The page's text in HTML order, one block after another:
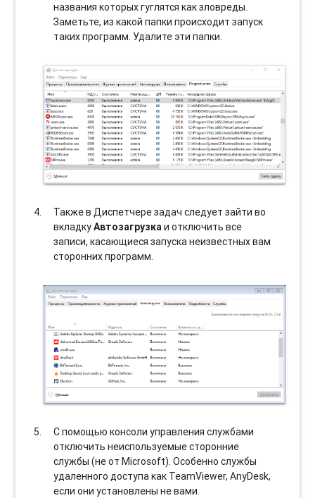
названия которых гуглятся как зловреды.
Заметьте, из какой папки происходит запуск
таких программ. Удалите эти папки.
Также в Диспетчере задач следует зайти во
вкладкуАвтозагрузкаи отключить все
записи, касающиеся запуска неизвестных вам
сторонних программ.
С помощью консоли управления службами
отключить неиспользуемые сторонние
службы (не от Microsoft). Особенно службы
удаленного доступа как TeamViewer, AnyDesk,
если они установлены не вами.